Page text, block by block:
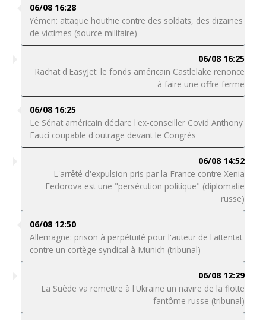
06/08 16:28
Yémen: attaque houthie contre des soldats, des dizaines
de victimes (source militaire)
06/08 16:25
Rachat d'EasyJet: le fonds américain Castlelake renonce
à faire une offre ferme
06/08 16:25
Le Sénat américain déclare l'ex-conseiller Covid Anthony
Fauci coupable d'outrage devant le Congrès
06/08 14:52
L'arrêté d'expulsion pris par la France contre Xenia
Fedorova est une "persécution politique" (diplomatie
russe)
06/08 12:50
Allemagne: prison à perpétuité pour l'auteur de l'attentat
contre un cortège syndical à Munich (tribunal)
06/08 12:29
La Suède va remettre à l'Ukraine un navire de la flotte
fantôme russe (tribunal)